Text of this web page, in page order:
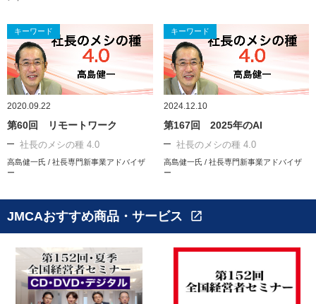
キーワード
2020.09.22
第60回 リモートワーク
社長のメシの種 4.0
高島健一氏 / 社長専門新事業アドバイザ
ー
キーワード
2024.12.10
第167回 2025年のAI
社長のメシの種 4.0
高島健一氏 / 社長専門新事業アドバイザ
ー
JMCAおすすめ商品・サービス open_in_new